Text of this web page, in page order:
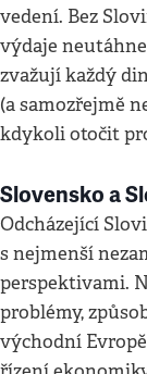
vedení. Bez
výdaje
zvažují každý
(a samozřejmě
kdykoli otočit
Slovensko a
Odcházející
s nejmenší
perspektivami.
problémy,
východní